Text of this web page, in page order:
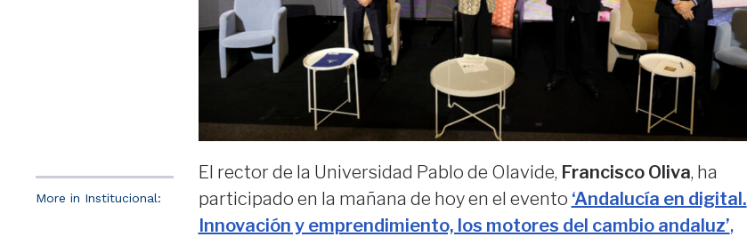
More in Institucional:
El rector de la Universidad Pablo de Olavide, Francisco Oliva, ha
participado en la mañana de hoy en el evento ‘Andalucía en digital.
Innovación y emprendimiento, los motores del cambio andaluz’,